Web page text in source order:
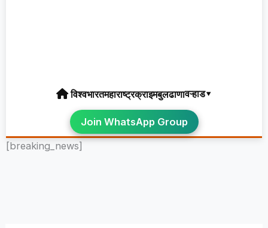
विश्वभारतमहाराष्ट्रक्राइमबुलढाणावऱ्हाड▾
Join WhatsApp Group
[breaking_news]